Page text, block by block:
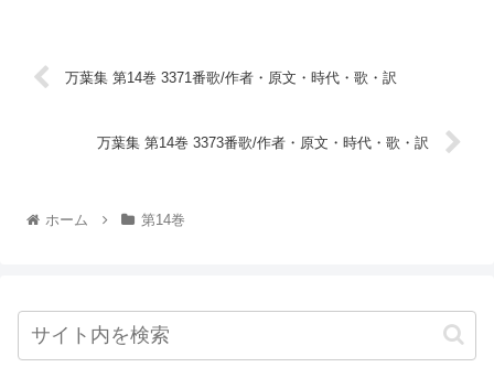
万葉集 第14巻 3371番歌/作者・原文・時代・歌・訳
万葉集 第14巻 3373番歌/作者・原文・時代・歌・訳
ホーム 第14巻